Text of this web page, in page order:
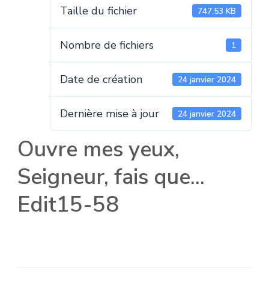
Taille du fichier 747.53 KB
Nombre de fichiers 1
Date de création 24 janvier 2024
Dernière mise à jour 24 janvier 2024
Ouvre mes yeux,
Seigneur, fais que...
Edit15-58